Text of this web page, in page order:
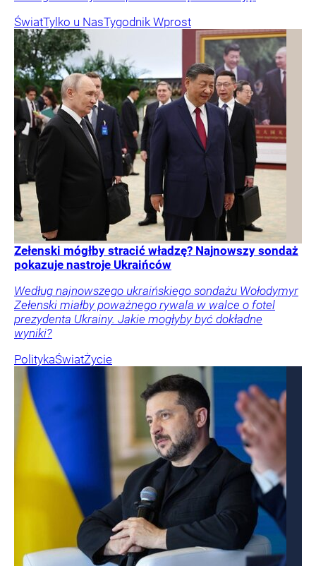
ŚwiatTylko u NasTygodnik Wprost
Zełenski mógłby stracić władzę? Najnowszy sondaż
pokazuje nastroje Ukraińców
Według najnowszego ukraińskiego sondażu Wołodymyr
Zełenski miałby poważnego rywala w walce o fotel
prezydenta Ukrainy. Jakie mogłyby być dokładne
wyniki?
PolitykaŚwiatŻycie